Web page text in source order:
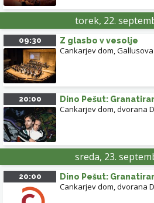
torek, 22.
09:30 Z glasbo v vesolje
Cankarjev dom,
20:00 Dino Pešut:
Cankarjev dom, dvorana
sreda, 23.
20:00 Dino Pešut:
Cankarjev dom, dvorana